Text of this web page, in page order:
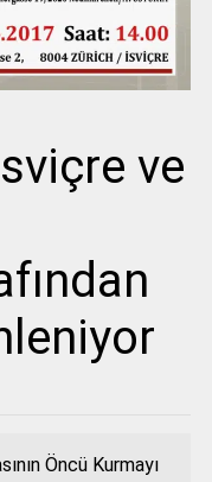
ve
Öncü Kurmayı